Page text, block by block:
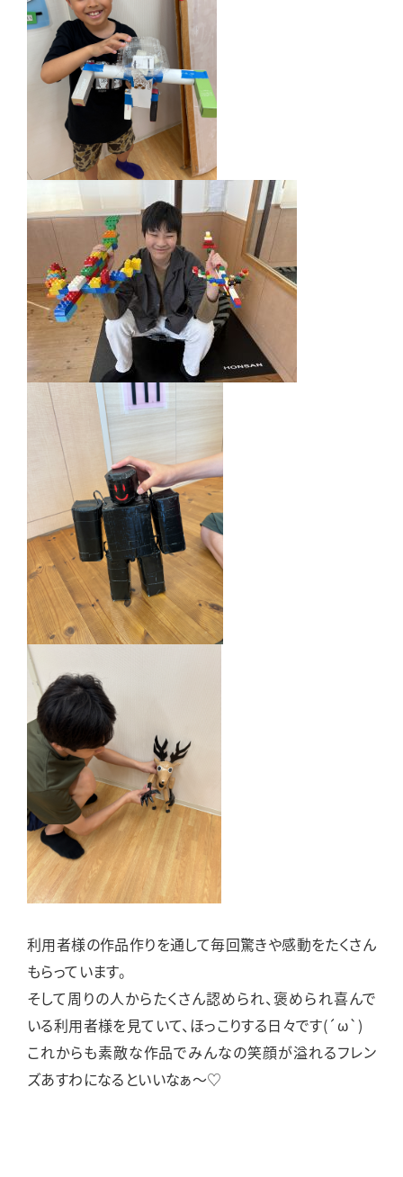
利用者様の作品作りを通して毎回驚きや感動をたくさん
もらっています。
そして周りの人からたくさん認められ、褒められ喜んで
いる利用者様を見ていて、ほっこりする日々です(´ω`)
これからも素敵な作品でみんなの笑顔が溢れるフレン
ズあすわになるといいなぁ～♡